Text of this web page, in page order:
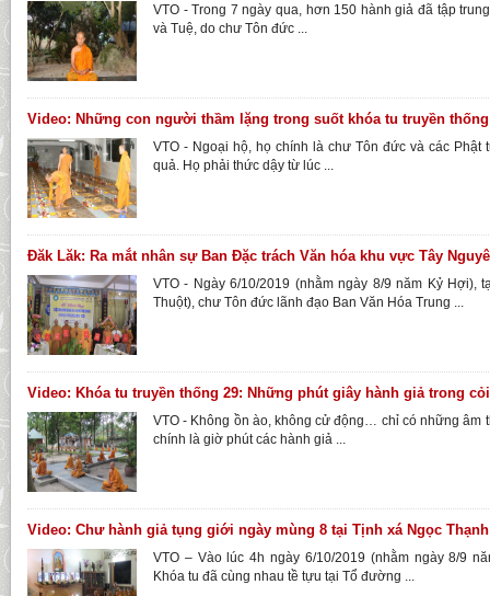
VTO - Trong 7 ngày qua, hơn 150 hành giả đã tập
và Tuệ, do chư Tôn đức ...
Video: Những con người thầm lặng trong suốt khóa tu truyền
VTO - Ngoại hộ, họ chính là chư Tôn đức và các Phật
quả. Họ phải thức dậy từ lúc ...
Đăk Lăk: Ra mắt nhân sự Ban Đặc trách Văn hóa khu vực Tây
VTO - Ngày 6/10/2019 (nhằm ngày 8/9 năm Kỷ Hợi),
Thuột), chư Tôn đức lãnh đạo Ban Văn Hóa Trung ...
Video: Khóa tu truyền thống 29: Những phút giây hành giả trong
VTO - Không ồn ào, không cử động… chỉ có những âm
chính là giờ phút các hành giả ...
Video: Chư hành giả tụng giới ngày mùng 8 tại Tịnh xá Ngọc Thạnh
VTO – Vào lúc 4h ngày 6/10/2019 (nhằm ngày 8/9
Khóa tu đã cùng nhau tề tựu tại Tổ đường ...